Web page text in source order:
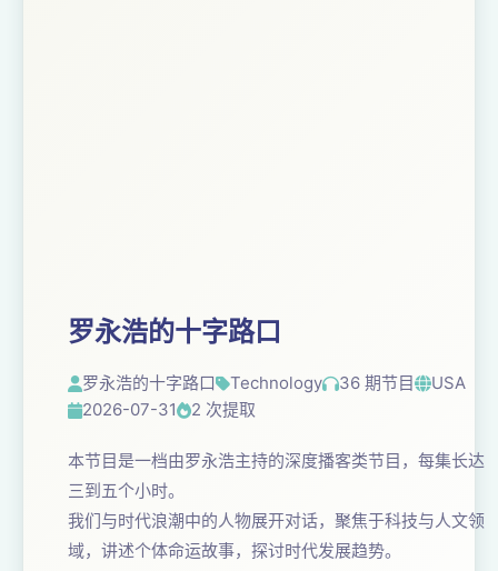
罗永浩的十字路口
罗永浩的十字路口 Technology 36 期节目
USA
2026-07-31
2 次提取
本节⽬是⼀档由罗永浩主持的深度播客类节⽬，每集长达
三到五个小时。
我们与时代浪潮中的⼈物展开对话，聚焦于科技与⼈⽂领
域，讲述个体命运故事，探讨时代发展趋势。